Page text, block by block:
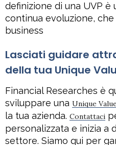
definizione di una UVP è
continua evoluzione,
business
Lasciati guidare
della tua Unique
Financial Researches è
sviluppare una Unique
la tua azienda. Contattaci
personalizzata e inizia a
settore. Siamo qui per